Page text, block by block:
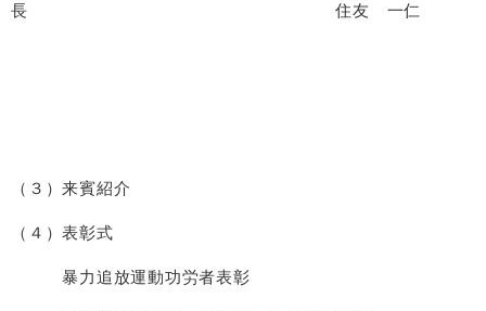
長 住友 一仁
（３）来賓紹介
（４）表彰式
暴力追放運動功労者表彰